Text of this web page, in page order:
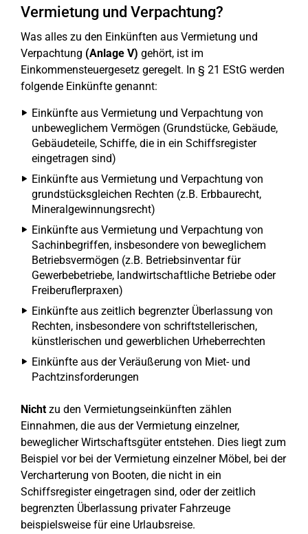
Vermietung und Verpachtung?
Was alles zu den Einkünften aus Vermietung und
Verpachtung (Anlage V) gehört, ist im
Einkommensteuergesetz geregelt. In § 21 EStG werden
folgende Einkünfte genannt:
Einkünfte aus Vermietung und Verpachtung von
unbeweglichem Vermögen (Grundstücke, Gebäude,
Gebäudeteile, Schiffe, die in ein Schiffsregister
eingetragen sind)
Einkünfte aus Vermietung und Verpachtung von
grundstücksgleichen Rechten (z.B. Erbbaurecht,
Mineralgewinnungsrecht)
Einkünfte aus Vermietung und Verpachtung von
Sachinbegriffen, insbesondere von beweglichem
Betriebsvermögen (z.B. Betriebsinventar für
Gewerbebetriebe, landwirtschaftliche Betriebe oder
Freiberuflerpraxen)
Einkünfte aus zeitlich begrenzter Überlassung von
Rechten, insbesondere von schriftstellerischen,
künstlerischen und gewerblichen Urheberrechten
Einkünfte aus der Veräußerung von Miet- und
Pachtzinsforderungen
Nichtzu den Vermietungseinkünften zählen
Einnahmen, die aus der Vermietung einzelner,
beweglicher Wirtschaftsgüter entstehen. Dies liegt zum
Beispiel vor bei der Vermietung einzelner Möbel, bei der
Vercharterung von Booten, die nicht in ein
Schiffsregister eingetragen sind, oder der zeitlich
begrenzten Überlassung privater Fahrzeuge
beispielsweise für eine Urlaubsreise.